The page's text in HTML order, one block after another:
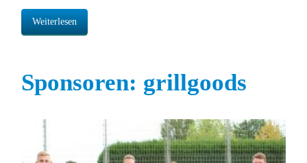
Weiterlesen
Sponsoren: grillgoods